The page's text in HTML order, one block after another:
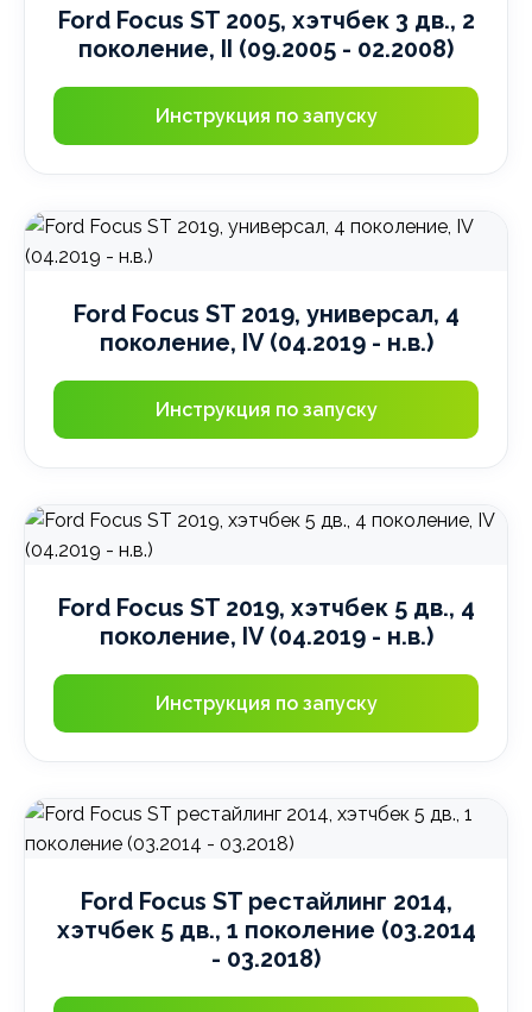
Ford Focus ST 2005, хэтчбек 3 дв., 2
поколение, II (09.2005 - 02.2008)
Инструкция по запуску
Ford Focus ST 2019, универсал, 4
поколение, IV (04.2019 - н.в.)
Инструкция по запуску
Ford Focus ST 2019, хэтчбек 5 дв., 4
поколение, IV (04.2019 - н.в.)
Инструкция по запуску
Ford Focus ST рестайлинг 2014,
хэтчбек 5 дв., 1 поколение (03.2014
- 03.2018)